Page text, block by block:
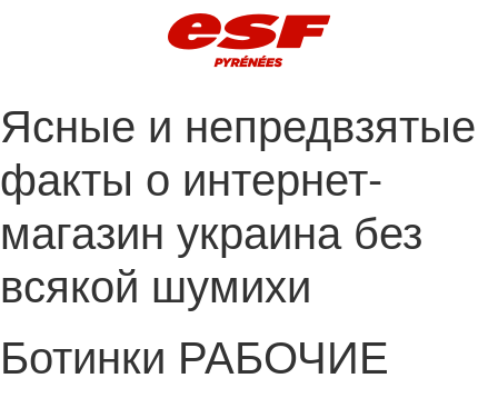
Ясные и непредвзятые
факты о интернет-
магазин украина без
всякой шумихи
Ботинки РАБОЧИЕ